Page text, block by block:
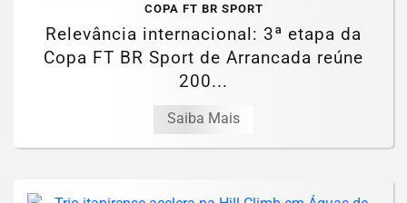
COPA FT BR SPORT
Relevância internacional: 3ª etapa da
Copa FT BR Sport de Arrancada reúne
200...
Saiba Mais